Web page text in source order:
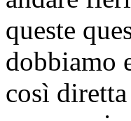
queste
dobbiamo
così